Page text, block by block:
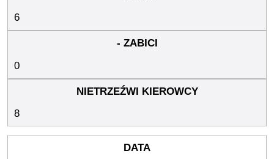
6
0
8